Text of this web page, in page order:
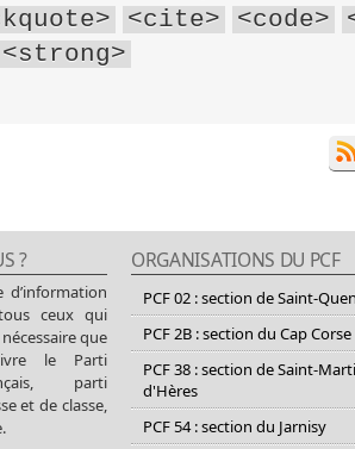
<cite> <code>
<strong>
?
d’information
ceux qui
que
le Parti
parti
et de classe,
ORGANISATIONS DU PCF
PCF 02 : section de Saint-
PCF 2B : section du Cap Corse
PCF 38 : section de Saint-
d'Hères
PCF 54 : section du Jarnisy